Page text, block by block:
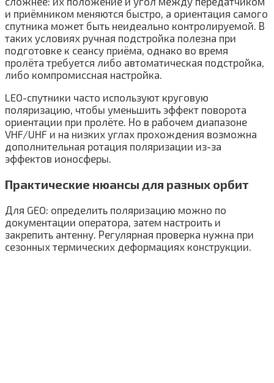
и приёмником меняются быстро, а ориентация самого
спутника может быть неидеально контролируемой. В
таких условиях ручная подстройка полезна при
подготовке к сеансу приёма, однако во время
пролёта требуется либо автоматическая подстройка,
либо компромиссная настройка.
LEO-спутники часто используют круговую
поляризацию, чтобы уменьшить эффект поворота
ориентации при пролёте. Но в рабочем диапазоне
VHF/UHF и на низких углах прохождения возможна
дополнительная ротация поляризации из-за
эффектов ионосферы.
Практические нюансы для разных орбит
Для GEO: определить поляризацию можно по
документации оператора, затем настроить и
закрепить антенну. Регулярная проверка нужна при
сезонных термических деформациях конструкции.